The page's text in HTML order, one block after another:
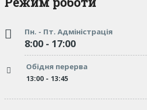
Пн. - Пт. Адміністрація
8:00 - 17:00
Обідня перерва
13:00 - 13:45